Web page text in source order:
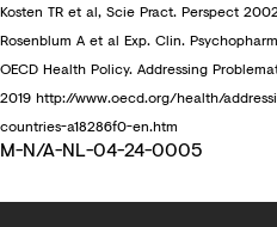
Kosten TR et al, Scie Pract. Perspect
Rosenblum A et al Exp. Clin.
OECD Health Policy. Addressing
2019 http://www.oecd.org/health/
countries-a18286f0-en.htm
M-N/A-NL-04-24-0005